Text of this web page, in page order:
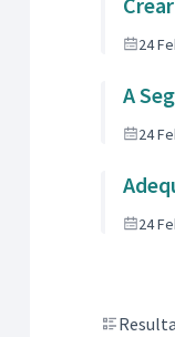
24
A
24
24